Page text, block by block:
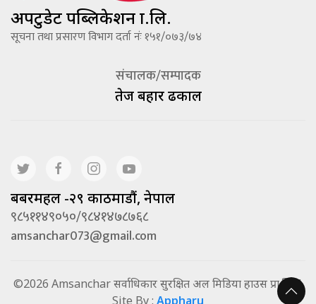
अपटुडेट पब्लिकेशन प्रा.लि.
सूचना तथा प्रसारण विभाग दर्ता नंः १५१/०७३/७४
संचालक/सम्पादक
तेज बहादूर ढकाल
बबरमहल -२९ काठमाडौं, नेपाल
९८५११४९०५०/९८४१४७८७६८
amsanchar073@gmail.com
©2026 Amsanchar सर्वाधिकार सुरक्षित अल मिडिया हाउस प्रा.लि. |
Site By : Appharu